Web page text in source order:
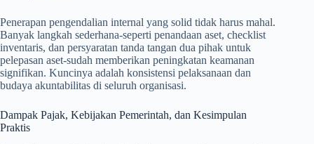
Penerapan pengendalian internal yang solid tidak harus mahal.
Banyak langkah sederhana-seperti penandaan aset, checklist
inventaris, dan persyaratan tanda tangan dua pihak untuk
pelepasan aset-sudah memberikan peningkatan keamanan
signifikan. Kuncinya adalah konsistensi pelaksanaan dan
budaya akuntabilitas di seluruh organisasi.
Dampak Pajak, Kebijakan Pemerintah, dan Kesimpulan
Praktis